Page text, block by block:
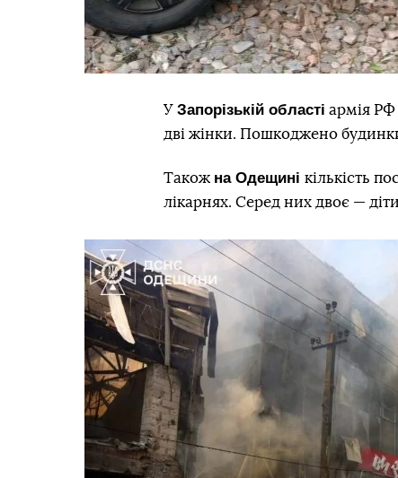
УЗапорізькій області армія РФ
дві жінки. Пошкоджено
Також на Одещині кількість
лікарнях. Серед них двоє —